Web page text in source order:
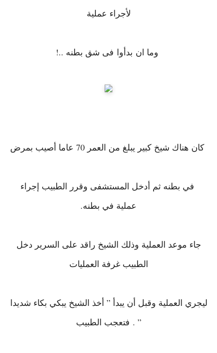
لأجراء عملية
وما ان بدأوا فى شق بطنه ..!
كان هناك شيخ كبير يبلغ من العمر 70 عاما أصيب بمرض
في بطنه ثم أدخل المستشفى وقرر الطبيب إجراء
عملية في بطنه.
جاء موعد العملية وذلك الشيخ راقد على السرير دخل
الطبيب غرفة العمليات
ليجري العملية وقبل أن يبدأ ” أخذ الشيخ يبكي بكاء شديدا
” . فتعجب الطبيب